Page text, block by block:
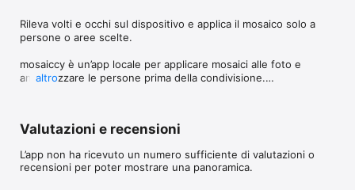
Rileva volti e occhi sul dispositivo e applica il mosaico solo a
persone o aree scelte.
mosaiccy è un’app locale per applicare mosaici alle foto e
anonimizzare le persone prima della condivisione.
candidati di volto e occhi sul dispositivo, li mostra per il
aree disegnate a mano.
altro
Valutazioni e recensioni
L’app non ha ricevuto un numero sufficiente di valutazioni o
recensioni per poter mostrare una panoramica.